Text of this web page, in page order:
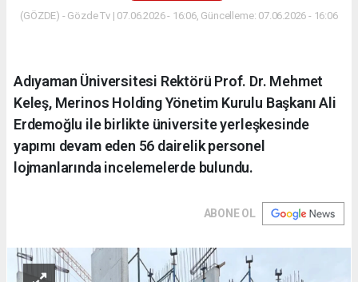
(GÖZDE) - Gözde Tv | 07.06.2026 - 16:06, Güncelleme: 07.06.2026 - 16:06
Adıyaman Üniversitesi Rektörü Prof. Dr. Mehmet
Keleş, Merinos Holding Yönetim Kurulu Başkanı Ali
Erdemoğlu ile birlikte üniversite yerleşkesinde
yapımı devam eden 56 dairelik personel
lojmanlarında incelemelerde bulundu.
ABONE OL